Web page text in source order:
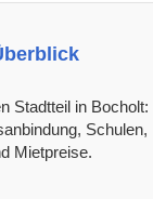
Stadtteil in Bocholt:
Schulen,
Mietpreise.